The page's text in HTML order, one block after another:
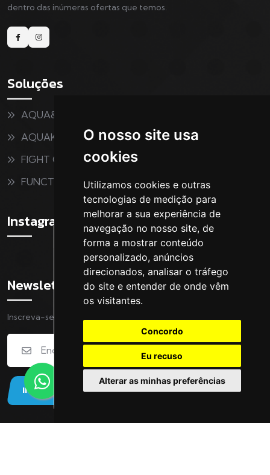
O nosso site usa
cookies
Utilizamos cookies e outras
tecnologias de medição para
melhorar a sua experiência de
navegação no nosso site, de
forma a mostrar conteúdo
personalizado, anúncios
direcionados, analisar o tráfego
do site e entender de onde vêm
os visitantes.
Concordo
Eu recuso
Alterar as minhas preferências
dentro das inúmeras ofertas que temos.
Soluções
AQUA&FITNESS
AQUAKIDS
FIGHT CLUB
FUNCTIONAL
Instagram
Newsletter
Inscreva-se na nossa Newsletter
INSCREVER